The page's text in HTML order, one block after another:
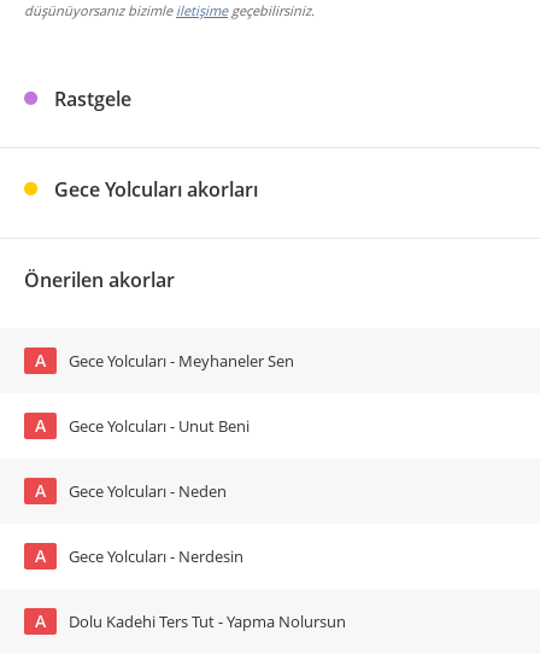
düşünüyorsanız bizimle iletişimegeçebilirsiniz.
Rastgele
Gece Yolcuları akorları
Önerilen akorlar
A Gece Yolcuları - Meyhaneler Sen
A Gece Yolcuları - Unut Beni
A Gece Yolcuları - Neden
A Gece Yolcuları - Nerdesin
A Dolu Kadehi Ters Tut - Yapma Nolursun